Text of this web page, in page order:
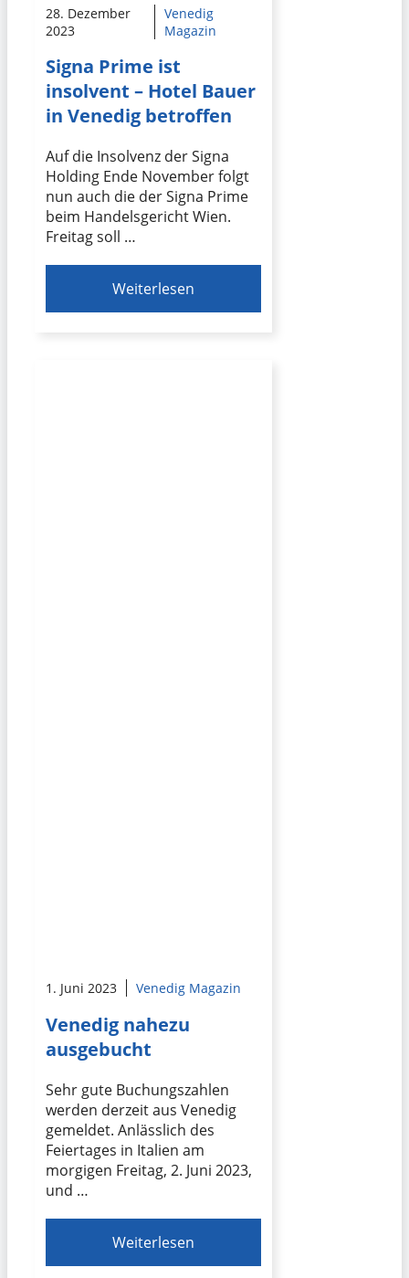
28. Dezember
2023
Venedig
Magazin
Signa Prime ist
insolvent – Hotel Bauer
in Venedig betroffen
Auf die Insolvenz der Signa
Holding Ende November folgt
nun auch die der Signa Prime
beim Handelsgericht Wien.
Freitag soll …
Weiterlesen
1. Juni 2023 Venedig Magazin
Venedig nahezu
ausgebucht
Sehr gute Buchungszahlen
werden derzeit aus Venedig
gemeldet. Anlässlich des
Feiertages in Italien am
morgigen Freitag, 2. Juni 2023,
und …
Weiterlesen